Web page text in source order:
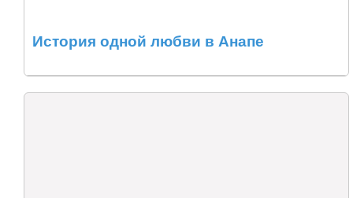
История одной любви в Анапе